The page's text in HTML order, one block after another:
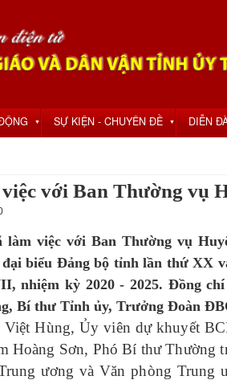
▼ SỰ KIỆN - CHUYÊN ĐỀ ▼ DIỄN
với Ban Thường vụ
làm việc với Ban Thường vụ
biểu Đảng bộ tỉnh lần thứ XX
nhiệm kỳ 2020 - 2025. Đồng
Bí thư Tỉnh ủy, Trưởng Đoàn
Hùng, Ủy viên dự khuyết
Hoàng Sơn, Phó Bí thư Thường
ương và Văn phòng Trung